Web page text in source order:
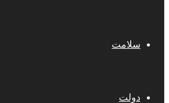
سلامت
دولت